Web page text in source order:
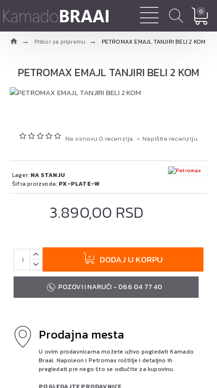
0
Pribor za pripremu PETROMAX EMAJL TANJIRI BELI 2 KOM
PETROMAX EMAJL TANJIRI BELI 2 KOM
Na osnovu 0 recenzija. - Napišite recenziju
3.890,00 RSD
Lager: NA STANJU
Šifra proizvoda: PX-PLATE-W
DODAJ U KORPU
POZOVI I NARUČI - 066 04 77 40
Prodajna mesta
U ovim prodavnicama možete uživo pogledati Kamado
Braai, Napoleon i Petromax roštilje i detaljno ih
pregledati pre nego što se odlučite za kupovinu.